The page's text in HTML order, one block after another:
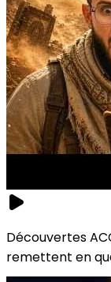
Découvertes
remettent en